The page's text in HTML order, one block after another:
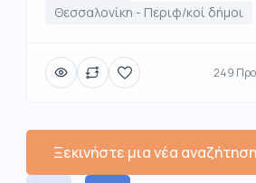
Θεσσαλονίκη - Περιφ/κοί δήμοι
249
Ξεκινήστε μια νέα αναζήτηση